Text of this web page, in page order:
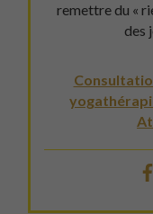
remettre du «
des